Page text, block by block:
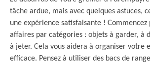
tâche ardue, mais avec quelques astuces,
une expérience satisfaisante !
affaires par catégories : objets à garder, à
à jeter. Cela vous aidera à organiser votre
efficace. Pensez à utiliser des bacs de